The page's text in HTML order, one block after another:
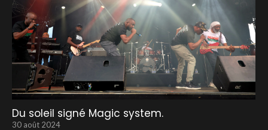
Du soleil signé Magic system.
30 août 2024